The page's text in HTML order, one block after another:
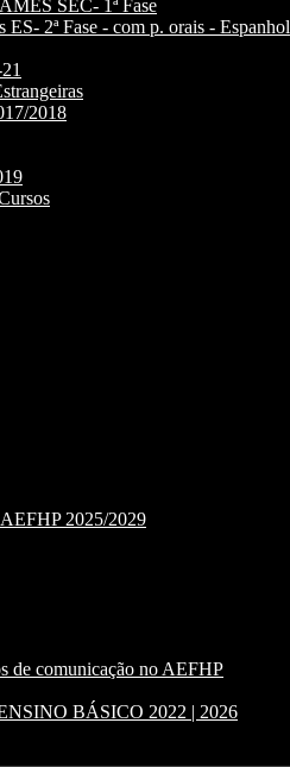
SEC- 1ª Fase
2ª Fase - com p. orais - Espanhol
2018
2025/2029
de comunicação no AEFHP
BÁSICO 2022 | 2026